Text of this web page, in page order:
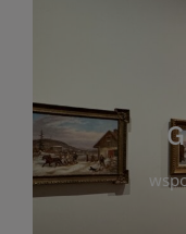
którym można
i jej
uroczyste
czytelników.
by każdy